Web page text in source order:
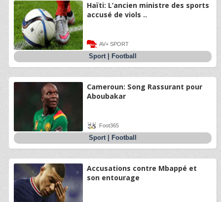
Haïti: L’ancien ministre des sports
accusé de viols ..
AV+ SPORT
Sport| Football
Cameroun: Song Rassurant pour
Aboubakar
Foot365
Sport| Football
Accusations contre Mbappé et
son entourage